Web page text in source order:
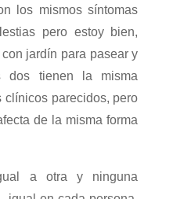
los mismos síntomas
pero estoy bien,
jardín para pasear y
dos tienen la misma
clínicos parecidos, pero
de la misma forma
a otra y ninguna